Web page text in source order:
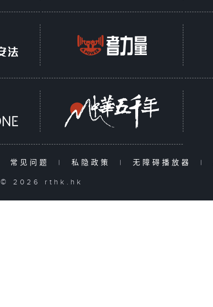
常见问题 | 私隐政策 | 无障碍播放器 |
© 2026 rthk.hk